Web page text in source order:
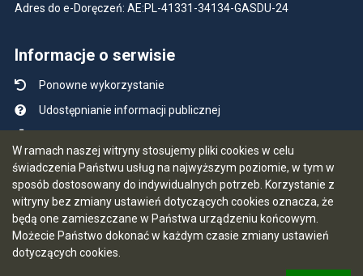
W ramach naszej witryny stosujemy pliki cookies w celu
świadczenia Państwu usług na najwyższym poziomie, w tym w
sposób dostosowany do indywidualnych potrzeb. Korzystanie z
witryny bez zmiany ustawień dotyczących cookies oznacza, że
będą one zamieszczane w Państwa urządzeniu końcowym.
Możecie Państwo dokonać w każdym czasie zmiany ustawień
dotyczących cookies.
Adres do e-Doręczeń: AE:PL-41331-34134-GASDU-24
Informacje o serwisie
Ponowne wykorzystanie
Udostępnianie informacji publicznej
Instrukcja obsługi
Statystyki oglądalności
Ostatnio dodane
Ostatnia aktualizacja BIP: 03.08.2026 13:32